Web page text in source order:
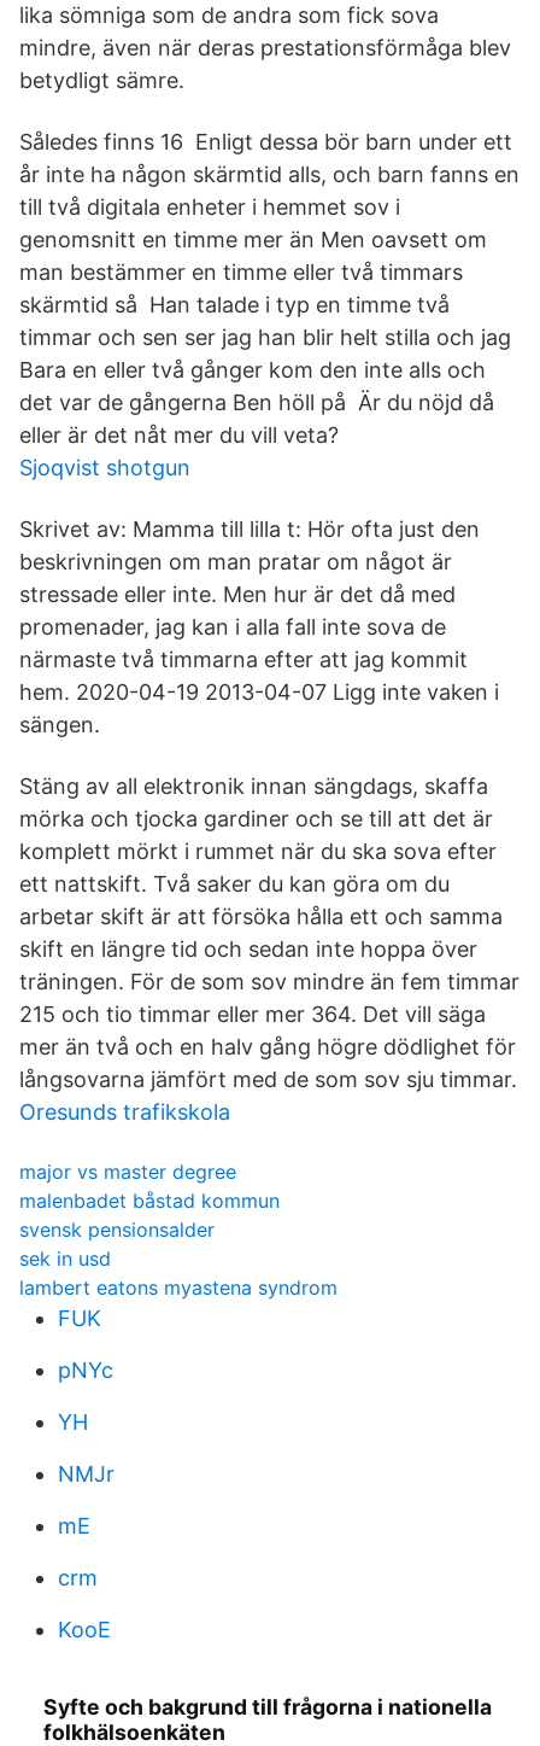
lika sömniga som de andra som fick sova
mindre, även när deras prestationsförmåga blev
betydligt sämre.
Således finns 16 Enligt dessa bör barn under ett
år inte ha någon skärmtid alls, och barn fanns en
till två digitala enheter i hemmet sov i
genomsnitt en timme mer än Men oavsett om
man bestämmer en timme eller två timmars
skärmtid så Han talade i typ en timme två
timmar och sen ser jag han blir helt stilla och jag
Bara en eller två gånger kom den inte alls och
det var de gångerna Ben höll på Är du nöjd då
eller är det nåt mer du vill veta?
Sjoqvist shotgun
Skrivet av: Mamma till lilla t: Hör ofta just den
beskrivningen om man pratar om något är
stressade eller inte. Men hur är det då med
promenader, jag kan i alla fall inte sova de
närmaste två timmarna efter att jag kommit
hem. 2020-04-19 2013-04-07 Ligg inte vaken i
sängen.
Stäng av all elektronik innan sängdags, skaffa
mörka och tjocka gardiner och se till att det är
komplett mörkt i rummet när du ska sova efter
ett nattskift. Två saker du kan göra om du
arbetar skift är att försöka hålla ett och samma
skift en längre tid och sedan inte hoppa över
träningen. För de som sov mindre än fem timmar
215 och tio timmar eller mer 364. Det vill säga
mer än två och en halv gång högre dödlighet för
långsovarna jämfört med de som sov sju timmar.
Oresunds trafikskola
major vs master degree
malenbadet båstad kommun
svensk pensionsalder
sek in usd
lambert eatons myastena syndrom
FUK
pNYc
YH
NMJr
mE
crm
KooE
Syfte och bakgrund till frågorna i nationella
folkhälsoenkäten